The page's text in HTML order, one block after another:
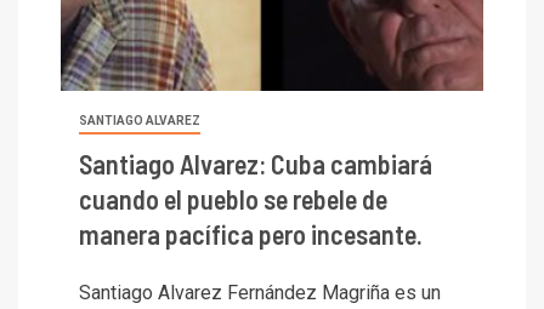
SANTIAGO ALVAREZ
Santiago Alvarez: Cuba cambiará
cuando el pueblo se rebele de
manera pacífica pero incesante.
Santiago Alvarez Fernández Magriña es un